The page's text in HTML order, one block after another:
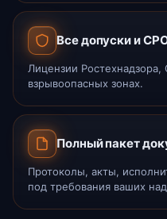
Все допуски и
Лицензии
взрывоопасных зонах.
Полный пакет
Протоколы, акты,
под требования ваших